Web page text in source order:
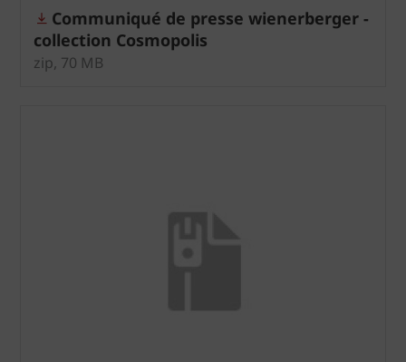
Communiqué de presse wienerberger -
collection Cosmopolis
zip, 70 MB